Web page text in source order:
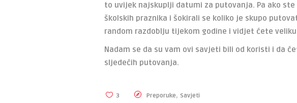
to uvijek najskuplji datumi za putovanja. Pa ako
školskih praznika i šokirali se koliko je skupo
random razdoblju tijekom godine i vidjet ćete
Nadam se da su vam ovi savjeti bili od koristi i da
sljedećih putovanja.
3 Preporuke, Savjeti